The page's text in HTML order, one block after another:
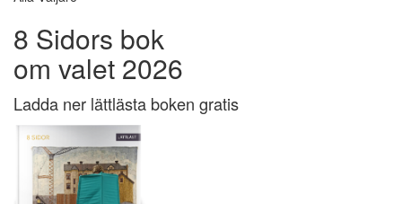
8 Sidors bok
om valet 2026
Ladda ner lättlästa boken gratis